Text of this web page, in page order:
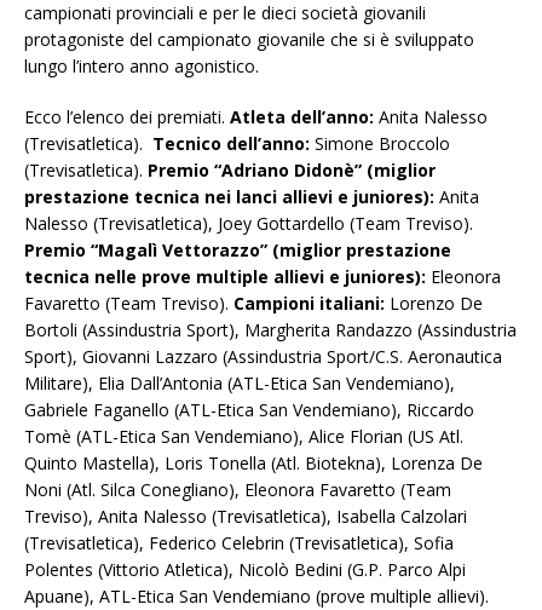
campionati provinciali e per le dieci società giovanili
protagoniste del campionato giovanile che si è sviluppato
lungo l’intero anno agonistico.
Ecco l’elenco dei premiati. Atleta dell’anno: Anita Nalesso
(Trevisatletica). Tecnico dell’anno: Simone Broccolo
(Trevisatletica). Premio “Adriano Didonè” (miglior
prestazione tecnica nei lanci allievi e juniores): Anita
Nalesso (Trevisatletica), Joey Gottardello (Team Treviso).
Premio “Magalì Vettorazzo” (miglior prestazione
tecnica nelle prove multiple allievi e juniores): Eleonora
Favaretto (Team Treviso). Campioni italiani: Lorenzo De
Bortoli (Assindustria Sport), Margherita Randazzo (Assindustria
Sport), Giovanni Lazzaro (Assindustria Sport/C.S. Aeronautica
Militare), Elia Dall’Antonia (ATL-Etica San Vendemiano),
Gabriele Faganello (ATL-Etica San Vendemiano), Riccardo
Tomè (ATL-Etica San Vendemiano), Alice Florian (US Atl.
Quinto Mastella), Loris Tonella (Atl. Biotekna), Lorenza De
Noni (Atl. Silca Conegliano), Eleonora Favaretto (Team
Treviso), Anita Nalesso (Trevisatletica), Isabella Calzolari
(Trevisatletica), Federico Celebrin (Trevisatletica), Sofia
Polentes (Vittorio Atletica), Nicolò Bedini (G.P. Parco Alpi
Apuane), ATL-Etica San Vendemiano (prove multiple allievi).